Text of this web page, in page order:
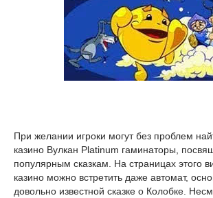
При желании игроки могут без проблем
казино Вулкан Platinum гаминаторы,
популярным сказкам. На страницах этого
казино можно встретить даже автомат,
довольно известной сказке о Колобке.